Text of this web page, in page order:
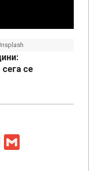
се
Viber